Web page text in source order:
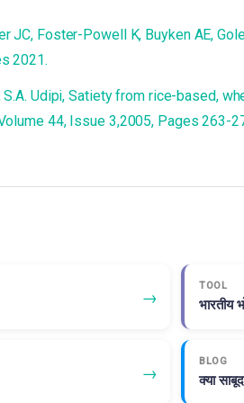
JC, Foster-Powell K, Buyken AE,
2021.
S.A. Udipi, Satiety from rice-based,
44, Issue 3,2005, Pages 263-
→
TOOL
भारतीय
→
BLOG
क्या